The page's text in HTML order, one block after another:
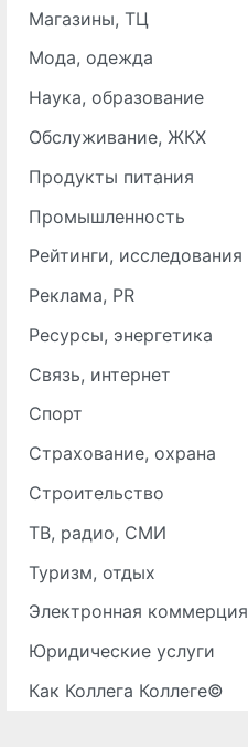
Магазины, ТЦ
Мода, одежда
Наука, образование
Обслуживание, ЖКХ
Продукты питания
Промышленность
Рейтинги, исследования
Реклама, PR
Ресурсы, энергетика
Связь, интернет
Спорт
Страхование, охрана
Строительство
ТВ, радио, СМИ
Туризм, отдых
Электронная коммерция
Юридические услуги
Как Коллега Коллеге©